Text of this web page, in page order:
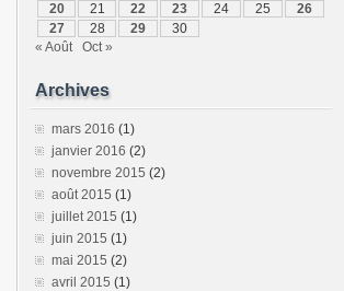
20
21 22 23 24 25
26
27
28 29
30
« Août
Oct »
Archives
mars 2016 (1)
janvier 2016 (2)
novembre 2015 (2)
août 2015 (1)
juillet 2015 (1)
juin 2015 (1)
mai 2015 (2)
avril 2015 (1)